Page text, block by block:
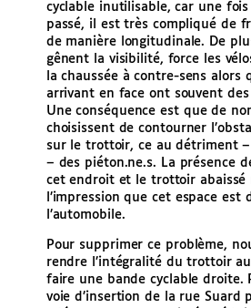
cyclable inutilisable, car une
passé, il est très compliqué de
de manière longitudinale. De
gênent la visibilité, force les
la chaussée à contre-sens alors
arrivant en face ont souvent des
Une conséquence est que de
choisissent de contourner
sur le trottoir, ce au détriment
– des piéton.ne.s. La présence
cet endroit et le trottoir abaissé
l’impression que cet espace est
l’automobile.
Pour supprimer ce problème,
rendre l’intégralité du trottoir
faire une bande cyclable droite.
voie d’insertion de la rue Suard